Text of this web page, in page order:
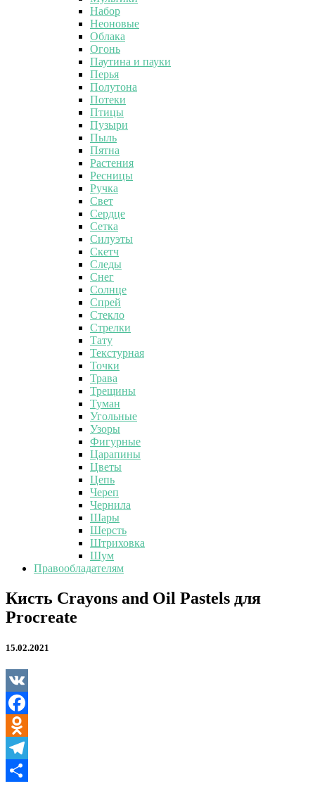
Набор
Неоновые
Облака
Огонь
Паутина и пауки
Перья
Полутона
Потеки
Птицы
Пузыри
Пыль
Пятна
Растения
Ресницы
Ручка
Свет
Сердце
Сетка
Силуэты
Скетч
Следы
Снег
Солнце
Спрей
Стекло
Стрелки
Тату
Текстурная
Точки
Трава
Трещины
Туман
Угольные
Узоры
Фигурные
Царапины
Цветы
Цепь
Череп
Чернила
Шары
Шерсть
Штриховка
Шум
Правообладателям
Кисть
Crayons
and
Pastels
Procreate
Кисть Crayons and Oil Pastels для
Procreate
15.02.2021
VK
Facebook
Odnoklassniki
Telegram